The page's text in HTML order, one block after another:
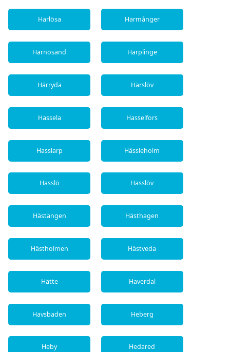
Harlösa Harmånger
Härnösand Harplinge
Härryda Härslöv
Hassela Hasselfors
Hasslarp Hässleholm
Hasslö Hasslöv
Hästängen Hästhagen
Hästholmen Hästveda
Hätte Haverdal
Havsbaden Heberg
Heby Hedared